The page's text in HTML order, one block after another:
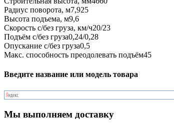
Радиус поворота, м7,925
Высота подъема, м9,6
Скорость с/без груза, км/ч20/23
Подъём с/без груза0,24/0,28
Опускание с/без груза0,5
Макс. способность преодолевать подъём45
Введите название или модель товара
Мы выполняем доставку